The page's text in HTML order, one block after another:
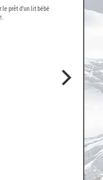
le prêt d'un lit bébé